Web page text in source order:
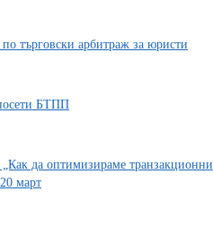
търговски арбитраж за юристи
БТПП
да оптимизираме
март